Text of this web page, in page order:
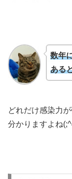
数年
ある
どれだけ感染力
分かりますよね